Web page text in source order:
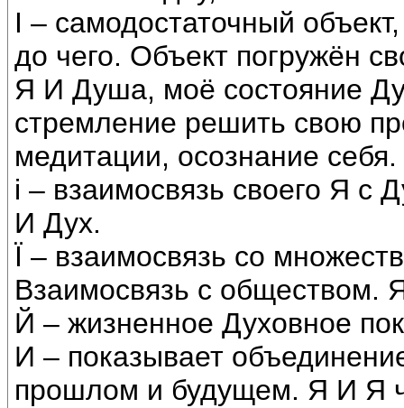
I – самодостаточный
до чего. Объект погружён
Я И Душа, моё состояние
стремление решить свою
медитации, осознание
i – взаимосвязь своего Я с
И Дух.
Ї – взаимосвязь со
Взаимосвязь с обществом.
Й – жизненное Духовное
И – показывает
прошлом и будущем. Я И Я